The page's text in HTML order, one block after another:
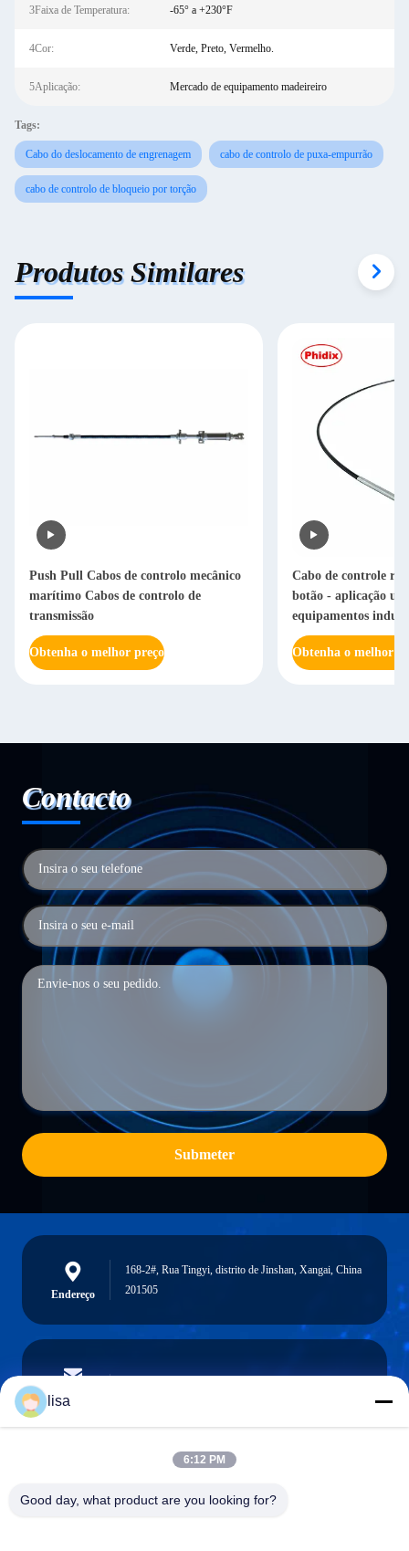
3Faixa de Temperatura: -65° a +230°F
4Cor: Verde, Preto, Vermelho.
5Aplicação: Mercado de equipamento madeireiro
Tags:
Cabo do deslocamento de engrenagem cabo de controlo de puxa-empurrão
cabo de controlo de bloqueio por torção
Produtos Similares
Push Pull Cabos de controlo mecânico
marítimo Cabos de controlo de
transmissão
Obtenha o melhor preço
Cabo de controle
botão - aplicação
equipamentos
Obtenha o melhor
Contacto
Submeter
Endereço
168-2#, Rua Tingyi, distrito de Jinshan, Xangai, China
201505
E-mail
Telefone
lisa
6:12 PM
Good day, what product are you looking for?